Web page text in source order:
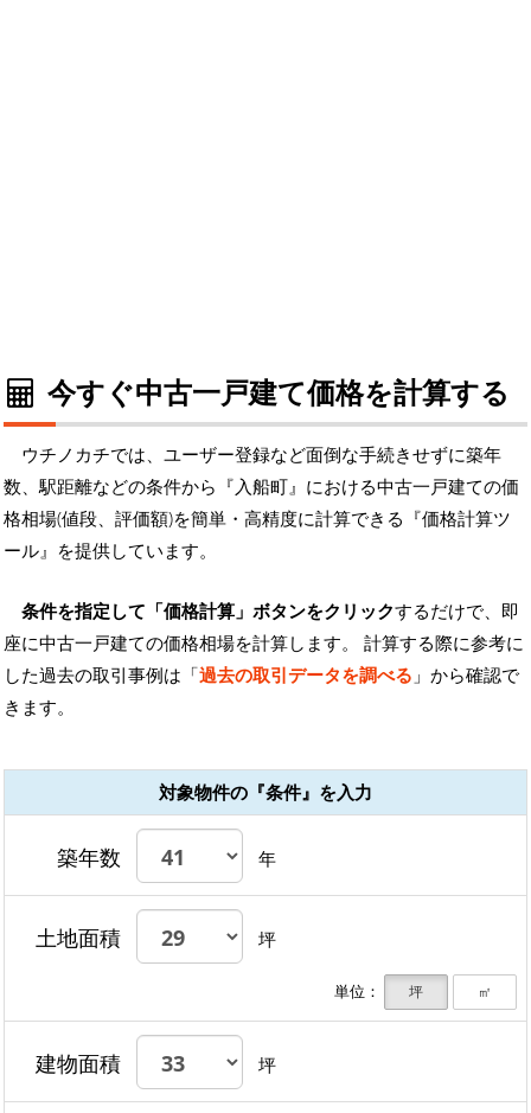
今すぐ中古一戸建て価格を計算する
ウチノカチでは、ユーザー登録など面倒な手続きせずに築年
数、駅距離などの条件から『入船町』における中古一戸建ての価
格相場(値段、評価額)を簡単・高精度に計算できる『価格計算ツ
ール』を提供しています。
条件を指定して「価格計算」ボタンをクリックするだけで、即
座に中古一戸建ての価格相場を計算します。 計算する際に参考に
した過去の取引事例は「過去の取引データを調べる 」から確認で
きます。
対象物件の『条件』を入力
築年数 年
土地面積 坪
単位： 坪 ㎡
建物面積 坪